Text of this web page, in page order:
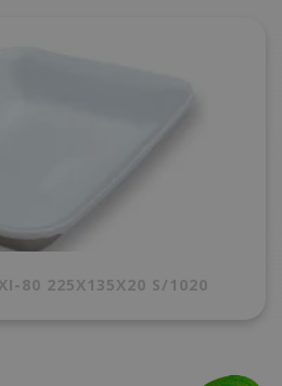
80 225X135X20 S/1020